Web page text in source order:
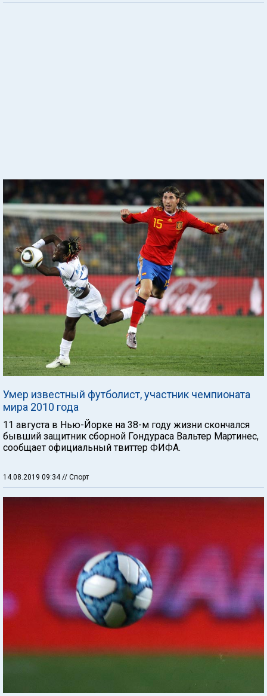
Умер известный футболист, участник чемпионата
мира 2010 года
11 августа в Нью-Йорке на 38-м году жизни скончался
бывший защитник сборной Гондураса Вальтер Мартинес,
сообщает официальный твиттер ФИФА.
14.08.2019 09:34 // Спорт